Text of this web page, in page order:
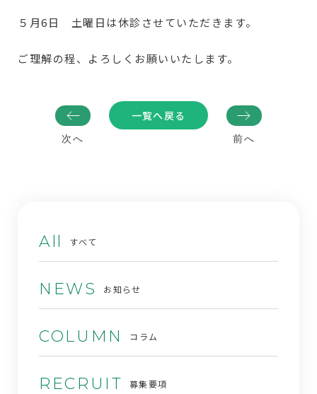
All すべて
NEWS お知らせ
COLUMN コラム
RECRUIT 募集要項
５月6日 土曜日は休診させていただきます。
ご理解の程、よろしくお願いいたします。
次へ
一覧へ戻る
前へ